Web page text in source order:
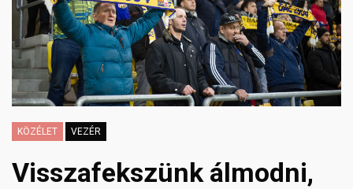
KÖZÉLET VEZÉR
Visszafekszünk álmodni,